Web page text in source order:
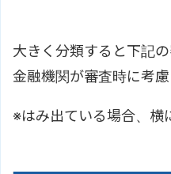
大きく分類すると下記
金融機関が審査時に考慮